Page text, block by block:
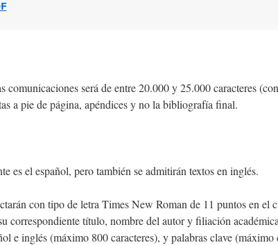
comunicaciones será de entre 20.000 y 25.000 caracteres
a pie de página, apéndices y no la bibliografía final.
es el español, pero también se admitirán textos en inglés.
con tipo de letra Times New Roman de 11 puntos en el
correspondiente título, nombre del autor y filiación
e inglés (máximo 800 caracteres), y palabras clave (máximo